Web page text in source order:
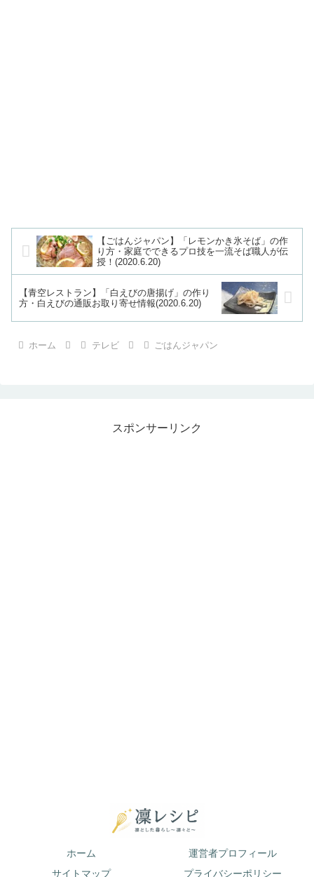
【ごはんジャパン】「レモンかき氷そば」の作
り方・家庭でできるプロ技を一流そば職人が伝
授！(2020.6.20)
【青空レストラン】「白えびの唐揚げ」の作り
方・白えびの通販お取り寄せ情報(2020.6.20)
ホーム テレビ ごはんジャパン
スポンサーリンク
ホーム
運営者プロフィール
サイトマップ
プライバシーポリシー